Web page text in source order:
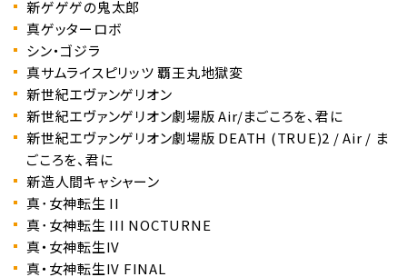
新ゲゲゲの鬼太郎
真ゲッターロボ
シン・ゴジラ
真サムライスピリッツ 覇王丸地獄変
新世紀エヴァンゲリオン
新世紀エヴァンゲリオン劇場版 Air/まごころを、君に
新世紀エヴァンゲリオン劇場版 DEATH (TRUE)2 / Air / ま
ごころを、君に
新造人間キャシャーン
真･女神転生 II
真･女神転生 III NOCTURNE
真・女神転生IV
真・女神転生IV FINAL